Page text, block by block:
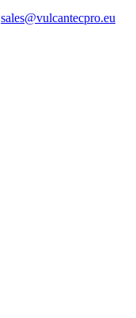
sales@vulcantecpro.eu